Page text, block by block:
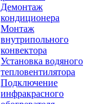
Демонтаж
кондиционера
Монтаж
внутрипольного
конвектора
Установка водяного
тепловентилятора
Подключение
инфракрасного